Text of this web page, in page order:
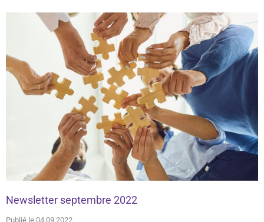
Newsletter septembre 2022
Publié le 04.09.2022